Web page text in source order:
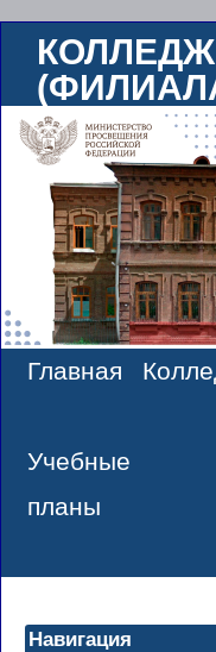
Skip
content
Главная
Учебные
планы
Навигация